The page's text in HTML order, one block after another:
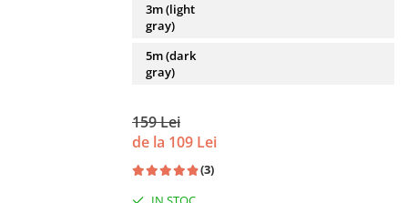
3m (light
gray)
5m (dark
gray)
159 Lei
de la 109 Lei
(3)